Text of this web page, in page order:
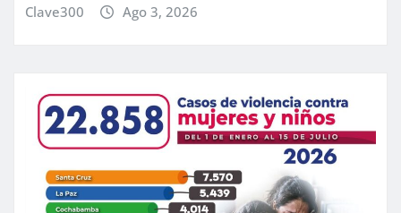
Clave300 Ago 3, 2026